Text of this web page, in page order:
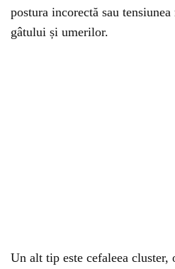
postura incorectă sau
gâtului și umerilor.
Un alt tip este cefaleea cluster,